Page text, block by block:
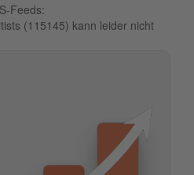
Feeds:
(115145) kann leider nicht